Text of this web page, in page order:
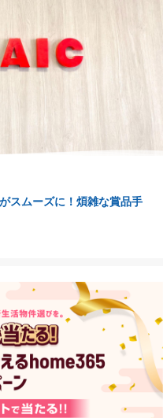
スムーズに！煩雑な賞品手